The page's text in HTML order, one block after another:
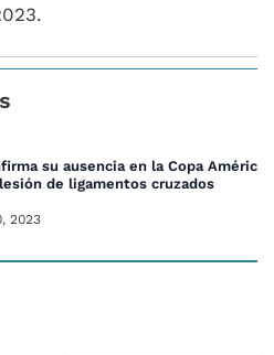
su ausencia en la Copa América
de ligamentos cruzados
2023